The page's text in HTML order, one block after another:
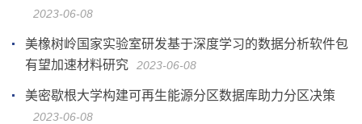
2023-06-08
美橡树岭国家实验室研发基于深度学习的数据分析软件包
有望加速材料研究
2023-06-08
美密歇根大学构建可再生能源分区数据库助力分区决策
2023-06-08